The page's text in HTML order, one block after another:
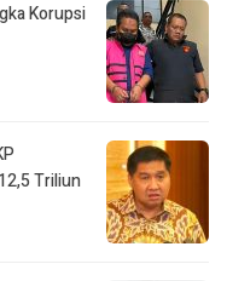
Korupsi
Triliun